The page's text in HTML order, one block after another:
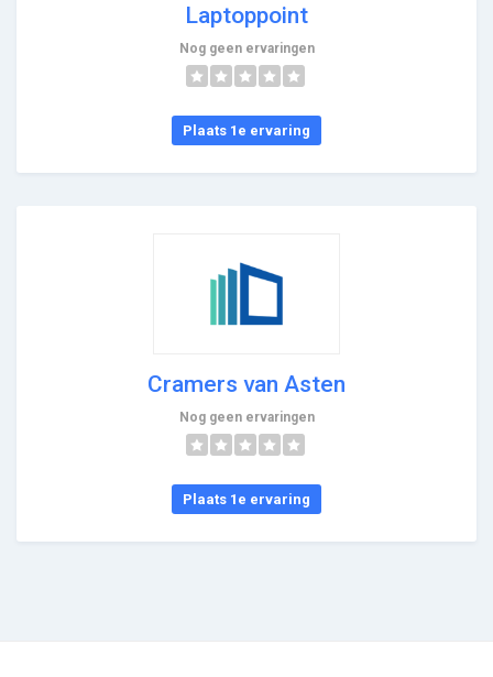
Laptoppoint
Nog geen ervaringen
Plaats 1e ervaring
Cramers van Asten
Nog geen ervaringen
Plaats 1e ervaring